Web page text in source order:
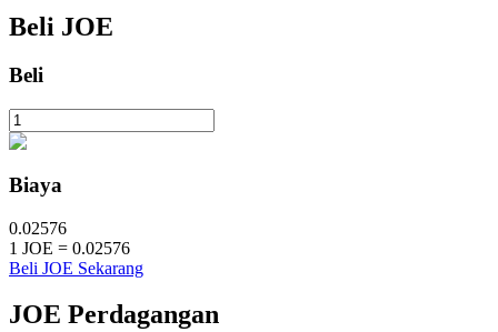
Beli JOE
Beli
Biaya
0.02576
1 JOE = 0.02576
Beli JOE Sekarang
JOE Perdagangan